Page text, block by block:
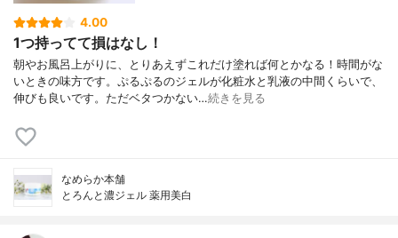
4.00
1つ持ってて損はなし！
朝やお風呂上がりに、とりあえずこれだけ塗れば何とかなる！時間がな
いときの味方です。ぷるぷるのジェルが化粧水と乳液の中間くらいで、
伸びも良いです。ただベタつかない…続きを見る
なめらか本舗
とろんと濃ジェル 薬用美白